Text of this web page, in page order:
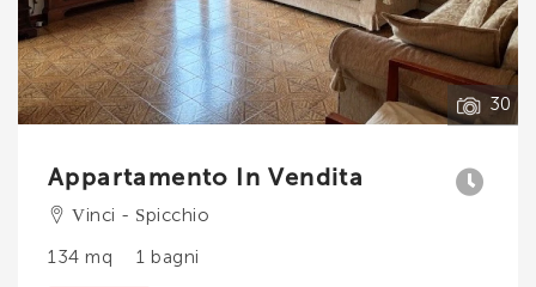
30
Appartamento In Vendita
Vinci - Spicchio
134 mq 1 bagni